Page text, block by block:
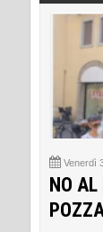
Venerdì
NO